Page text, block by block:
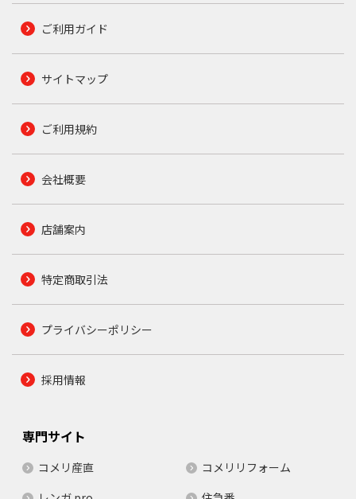
ご利用ガイド
サイトマップ
ご利用規約
会社概要
店舗案内
特定商取引法
プライバシーポリシー
採用情報
専門サイト
コメリ産直
コメリリフォーム